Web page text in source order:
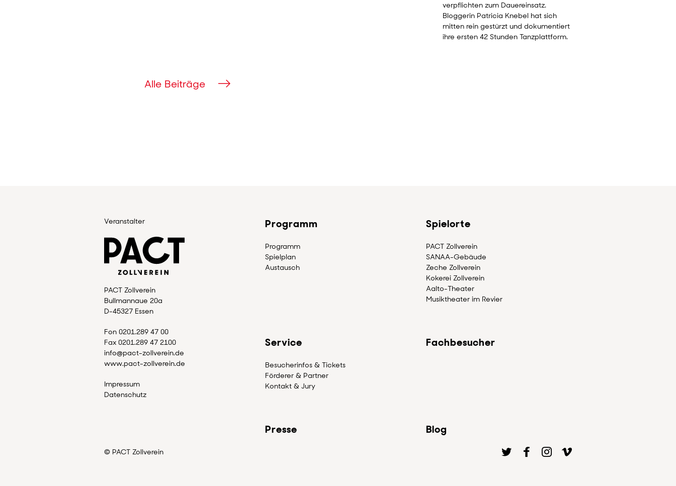
verpflichten zum Dauereinsatz.
Bloggerin Patricia Knebel hat sich
mitten rein gestürzt und dokumentiert
ihre ersten 42 Stunden Tanzplattform.
Alle Beiträge
Veranstalter
PACT Zollverein
Bullmannaue 20a
D-45327 Essen
Fon 0201.289 47 00
Fax 0201.289 47 2100
info@pact-zollverein.de
www.pact-zollverein.de
Impressum
Datenschutz
Programm
Programm
Spielplan
Austausch
Spielorte
PACT Zollverein
SANAA-Gebäude
Zeche Zollverein
Kokerei Zollverein
Aalto-Theater
Musiktheater im Revier
Service
Besucherinfos & Tickets
Förderer & Partner
Kontakt & Jury
Fachbesucher
Presse Blog
© PACT Zollverein